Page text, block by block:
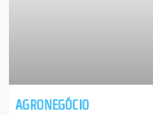
AGRONEGÓCIO